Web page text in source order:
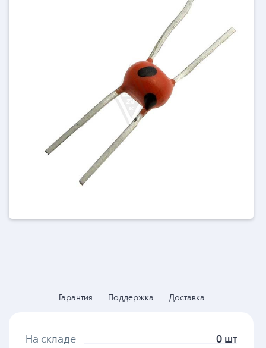
Гарантия Поддержка Доставка
На складе 0 шт